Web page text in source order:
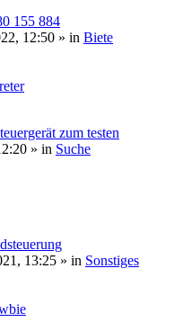
155 884
12:50 » in Biete
zum testen
» in Suche
13:25 » in Sonstiges